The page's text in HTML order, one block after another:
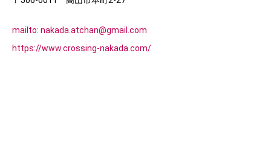
mailto: nakada.atchan@gmail.com
https://www.crossing-nakada.com/